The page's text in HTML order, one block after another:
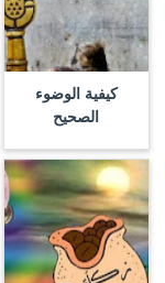
كيفية الوضوء
الصحيح